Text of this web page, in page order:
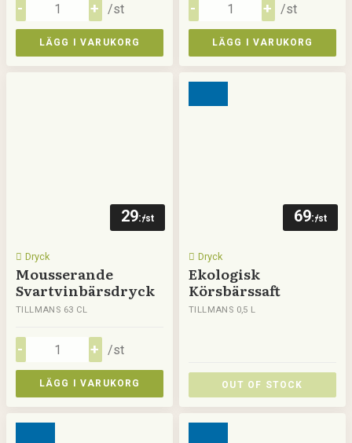
/st
LÄGG I VARUKORG
/st
LÄGG I VARUKORG
29:-/st
Dryck
Mousserande
Svartvinbärsdryck
TILLMANS 63 CL
/st
LÄGG I VARUKORG
69:-/st
Dryck
Ekologisk
Körsbärssaft
TILLMANS 0,5 L
OUT OF STOCK